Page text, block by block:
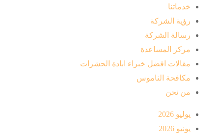
خدماتنا
رؤية الشركة
رسالة الشركة
مركز المساعدة
مقالات افضل خبراء ابادة الحشرات
مكافحة الناموس
من نحن
يوليو 2026
يونيو 2026